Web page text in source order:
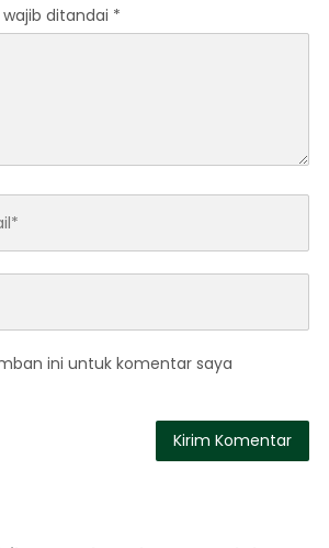
ditandai *
ini untuk komentar saya